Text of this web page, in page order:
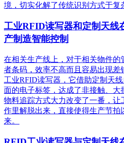
境，切实化解了传统识别方式于复
工业RFID读写器和定制天线
产制造智能控制
在相关生产线上，对于相关物件
者条码，效率不高而且容易出现差
工业RFID读写器，它借助定制天
面的电子标签，达成了非接触、
物料追踪方式大力改变了一番，让
作里解脱出来，直接使得生产节拍
来。